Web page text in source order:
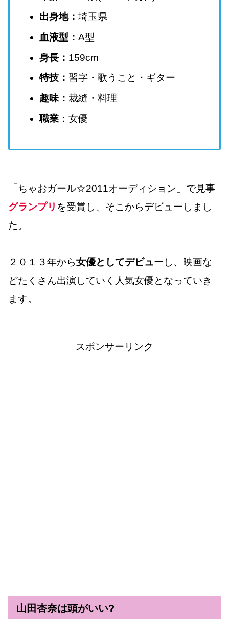
出身地：埼玉県
血液型：A型
身長： 159cm
特技： 習字・歌うこと・ギター
趣味： 裁縫・料理
職業 ：女優
「ちゃおガール☆2011オーディション」で見事
グランプリ を受賞し、そこからデビューしまし
た。
２０１３年から女優としてデビュー し、映画な
どたくさん出演していく人気女優となっていき
ます。
スポンサーリンク
山田杏奈は頭がいい?